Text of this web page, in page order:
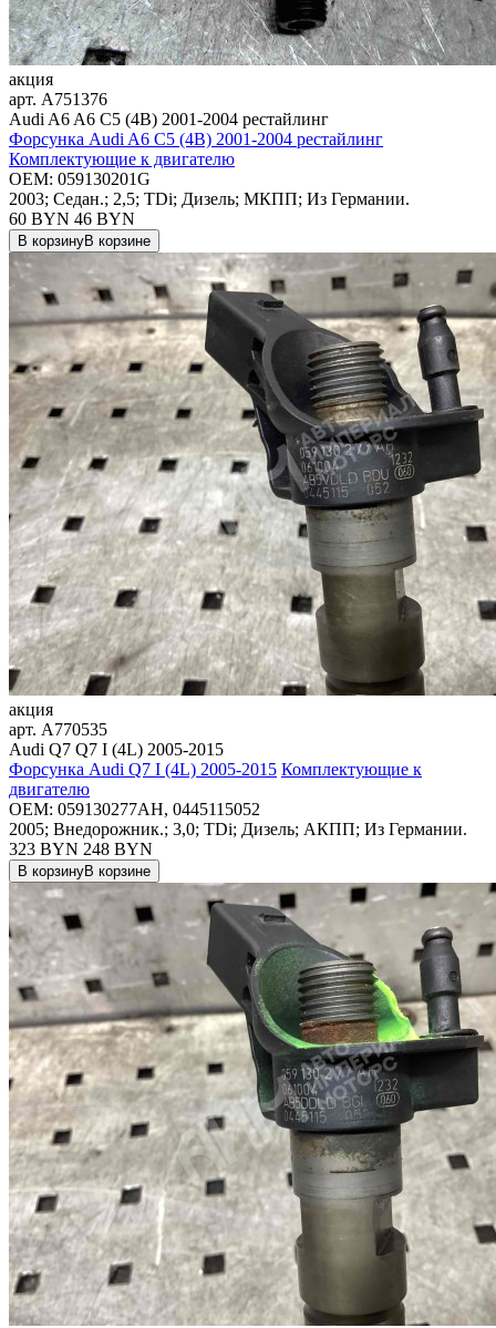
акция
арт. A751376
Audi A6 A6 C5 (4B) 2001-2004 рестайлинг
Форсунка Audi A6 C5 (4B) 2001-2004 рестайлинг
Комплектующие к двигателю
OEM: 059130201G
2003; Седан.; 2,5; TDi; Дизель; МКПП; Из Германии.
60 BYN 46 BYN
В корзинуВ корзине
акция
арт. A770535
Audi Q7 Q7 I (4L) 2005-2015
Форсунка Audi Q7 I (4L) 2005-2015 Комплектующие к
двигателю
OEM: 059130277AH, 0445115052
2005; Внедорожник.; 3,0; TDi; Дизель; АКПП; Из Германии.
323 BYN 248 BYN
В корзинуВ корзине